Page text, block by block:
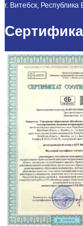
г. Витебск, Республика